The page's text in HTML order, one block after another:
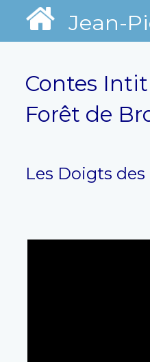
Contes
Forêt de
Les Doigts
Jean-